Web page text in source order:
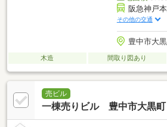
阪急神戸
その他の交通
豊中市大
木造 間取り図あり
売ビル
一棟売りビル 豊中市大黒